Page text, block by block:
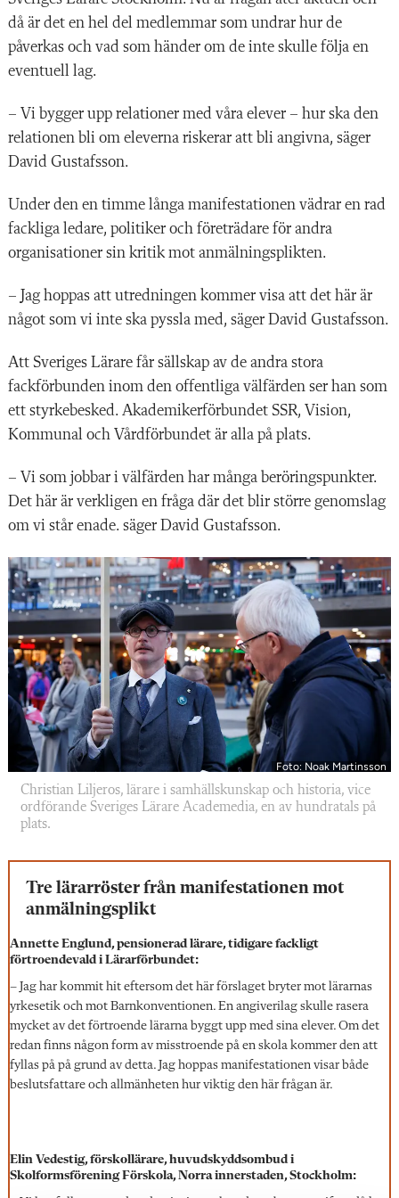
då är det en hel del medlemmar som undrar hur de
påverkas och vad som händer om de inte skulle följa en
eventuell lag.
– Vi bygger upp relationer med våra elever – hur ska den
relationen bli om eleverna riskerar att bli angivna, säger
David Gustafsson.
Under den en timme långa manifestationen vädrar en rad
fackliga ledare, politiker och företrädare för andra
organisationer sin kritik mot anmälningsplikten.
– Jag hoppas att utredningen kommer visa att det här är
något som vi inte ska pyssla med, säger David Gustafsson.
Att Sveriges Lärare får sällskap av de andra stora
fackförbunden inom den offentliga välfärden ser han som
ett styrkebesked. Akademikerförbundet SSR, Vision,
Kommunal och Vårdförbundet är alla på plats.
– Vi som jobbar i välfärden har många beröringspunkter.
Det här är verkligen en fråga där det blir större genomslag
om vi står enade. säger David Gustafsson.
Foto: Noak Martinsson
Christian Liljeros, lärare i samhällskunskap och historia, vice
ordförande Sveriges Lärare Academedia, en av hundratals på
plats.
Tre lärarröster från manifestationen mot
anmälningsplikt
Annette Englund, pensionerad lärare, tidigare fackligt
förtroendevald i Lärarförbundet:
– Jag har kommit hit eftersom det här förslaget bryter mot lärarnas
yrkesetik och mot Barnkonventionen. En angiverilag skulle rasera
mycket av det förtroende lärarna byggt upp med sina elever. Om det
redan finns någon form av misstroende på en skola kommer den att
fyllas på på grund av detta. Jag hoppas manifestationen visar både
beslutsfattare och allmänheten hur viktig den här frågan är.
Elin Vedestig, förskollärare, huvudskyddsombud i
Skolformsförening Förskola, Norra innerstaden, Stockholm: